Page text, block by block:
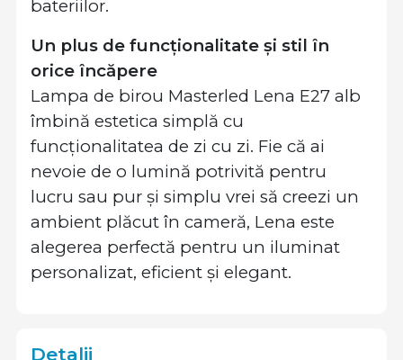
bateriilor.
Un plus de funcționalitate și stil în
orice încăpere
Lampa de birou Masterled Lena E27 alb
îmbină estetica simplă cu
funcționalitatea de zi cu zi. Fie că ai
nevoie de o lumină potrivită pentru
lucru sau pur și simplu vrei să creezi un
ambient plăcut în cameră, Lena este
alegerea perfectă pentru un iluminat
personalizat, eficient și elegant.
Detalii